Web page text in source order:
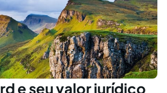
e seu valor jurídico